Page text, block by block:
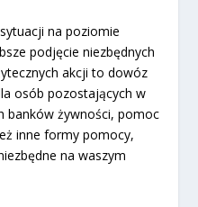
na poziomie
podjęcie niezbędnych
akcji to dowóz
osób pozostających w
banków żywności, pomoc
inne formy pomocy,
na waszym